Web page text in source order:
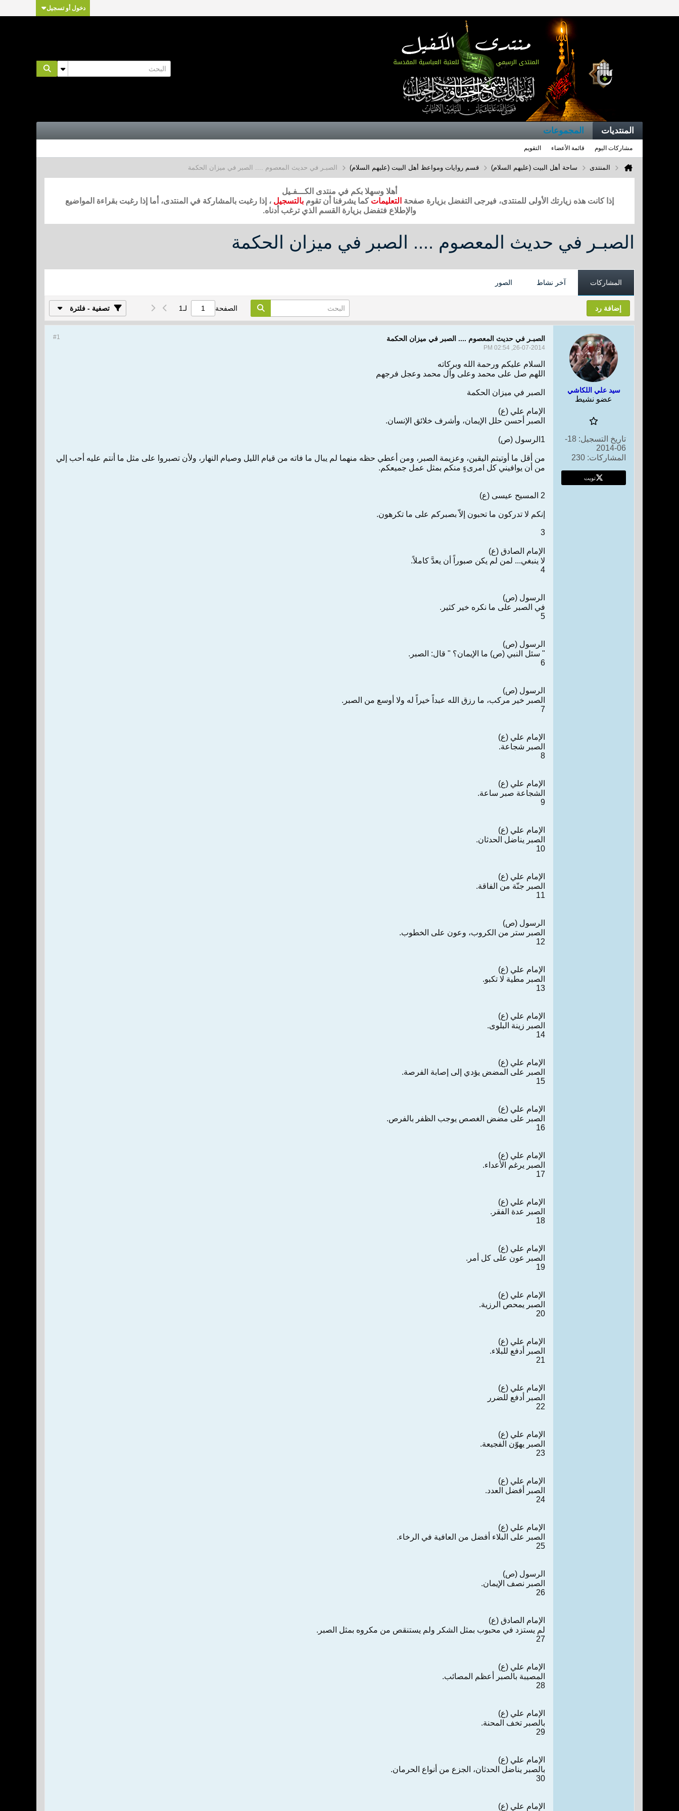
دخول أو تسجيل
المنتديات المجموعات
مشاركات اليوم قائمة الأعضاء التقويم
المنتدى ساحة أهل البيت (عليهم السلام) قسم روايات ومواعظ أهل البيت (عليهم السلام) الصبـر في حديث المعصوم .... الصبر في ميزان الحكمة
أهلا وسهلا بكم في منتدى الكـــفـيل
إذا كانت هذه زيارتك الأولى للمنتدى، فيرجى التفضل بزيارة صفحة التعليمات كما يشرفنا أن تقوم بالتسجيل ، إذا رغبت بالمشاركة في المنتدى، أما إذا رغبت بقراءة المواضيع
والإطلاع فتفضل بزيارة القسم الذي ترغب أدناه.
الصبـر في حديث المعصوم .... الصبر في ميزان الحكمة
المشاركات آخر نشاط الصور
إضافة رد الصفحة لـ1 تصفية - فلترة
سيد علي اللكاشي
عضو نشيط
تاريخ التسجيل:
18-
06-2014
المشاركات: 230
تويت
#1 الصبـر في حديث المعصوم .... الصبر في ميزان الحكمة
26-07-2014, 02:54 PM
السلام عليكم ورحمة الله وبركاته
اللهم صل على محمد وعلى وآل محمد وعجل فرجهم
الصبر في ميزان الحكمة
الإمام علي (ع)
الصبر أحسن حلل الإيمان، وأشرف خلائق الإنسان.
1الرسول (ص)
من أقل ما أوتيتم اليقين، وعزيمة الصبر، ومن أعطي حظه منهما لم يبال ما فاته من قيام الليل وصيام النهار، ولأن تصبروا على مثل ما أنتم عليه أحب إلي
من أن يوافيني كل امرىءٍ منكم بمثل عمل جميعكم.
2 المسيح عيسى (ع)
إنكم لا تدركون ما تحبون إلاّ بصبركم على ما تكرهون.
3
الإمام الصادق (ع)
لا ينبغي... لمن لم يكن صبوراً أن يعدَّ كاملاً.
4
الرسول (ص)
في الصبر على ما نكره خير كثير.
5
الرسول (ص)
" سئل النبي (ص) ما الإيمان؟ " قال: الصبر.
6
الرسول (ص)
الصبر خير مركب، ما رزق الله عبداً خيراً له ولا أوسع من الصبر.
7
الإمام علي (ع)
الصبر شجاعة.
8
الإمام علي (ع)
الشجاعة صبر ساعة.
9
الإمام علي (ع)
الصبر يناضل الحدثان.
10
الإمام علي (ع)
الصبر جنّة من الفاقة.
11
الرسول (ص)
الصبر ستر من الكروب، وعون على الخطوب.
12
الإمام علي (ع)
الصبر مطية لا تكبو.
13
الإمام علي (ع)
الصبر زينة البلوى.
14
الإمام علي (ع)
الصبر على المضض يؤدي إلى إصابة الفرصة.
15
الإمام علي (ع)
الصبر على مضض الغصص يوجب الظفر بالفرص.
16
الإمام علي (ع)
الصبر يرغم الأعداء.
17
الإمام علي (ع)
الصبر عدة الفقر.
18
الإمام علي (ع)
الصبر عون على كل أمر.
19
الإمام علي (ع)
الصبر يمحص الرزية.
20
الإمام علي (ع)
الصبر أدفع للبلاء.
21
الإمام علي (ع)
الصبر أدفع للضرر
22
الإمام علي (ع)
الصبر يهوّن الفجيعة.
23
الإمام علي (ع)
الصبر أفضل العدد.
24
الإمام علي (ع)
الصبر على البلاء أفضل من العافية في الرخاء.
25
الرسول (ص)
الصبر نصف الإيمان.
26
الإمام الصادق (ع)
لم يستزد في محبوب بمثل الشكر ولم يستنقص من مكروه بمثل الصبر.
27
الإمام علي (ع)
المصيبة بالصبر أعظم المصائب.
28
الإمام علي (ع)
بالصبر تخف المحنة.
29
الإمام علي (ع)
بالصبر يناضل الحدثان، الجزع من أنواع الحرمان.
30
الإمام علي (ع)